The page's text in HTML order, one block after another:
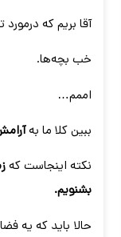
آقا بریم که
خب بچه‌ها.
اممم…
ببین کلا ما به
نکته اینجاست که
بشنویم.
حالا باید که یه